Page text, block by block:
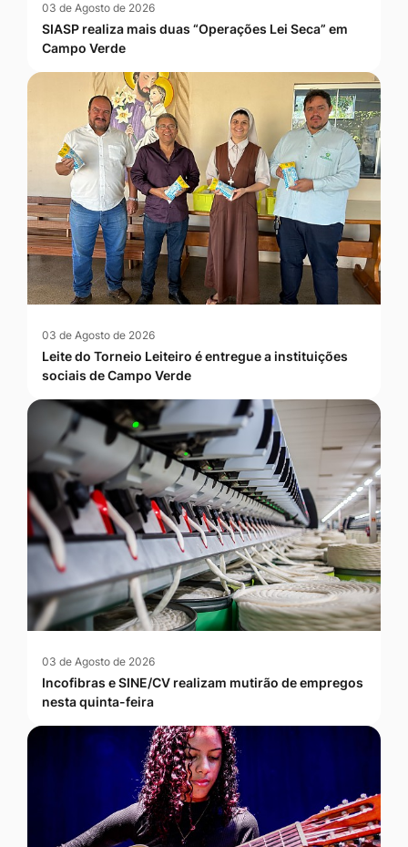
03 de Agosto de 2026
SIASP realiza mais duas “Operações Lei Seca” em
Campo Verde
03 de Agosto de 2026
Leite do Torneio Leiteiro é entregue a instituições
sociais de Campo Verde
03 de Agosto de 2026
Incofibras e SINE/CV realizam mutirão de empregos
nesta quinta-feira